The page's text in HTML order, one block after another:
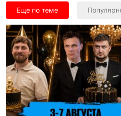
Еще по теме